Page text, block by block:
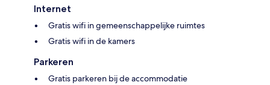
Internet
Gratis wifi in gemeenschappelijke ruimtes
Gratis wifi in de kamers
Parkeren
Gratis parkeren bij de accommodatie